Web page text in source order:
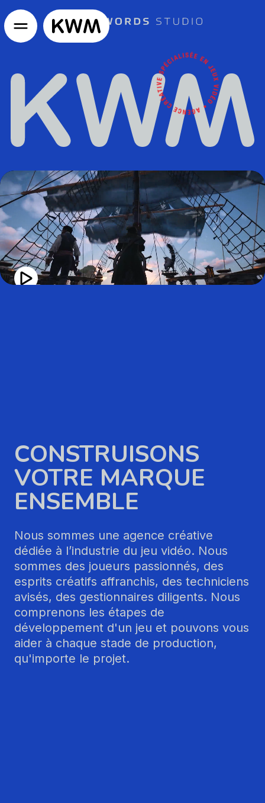
GO TO HOMEPAGE
CONSTRUISONS
VOTRE MARQUE
ENSEMBLE
Nous sommes une agence créative
dédiée à l’industrie du jeu vidéo. Nous
sommes des joueurs passionnés, des
esprits créatifs affranchis, des techniciens
avisés, des gestionnaires diligents. Nous
comprenons les étapes de
développement d'un jeu et pouvons vous
aider à chaque stade de production,
qu'importe le projet.